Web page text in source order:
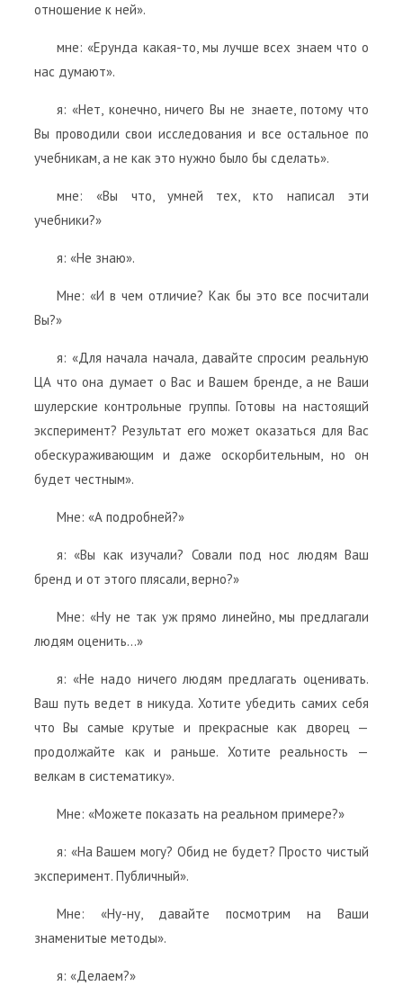
отношение к ней».
мне: «Ерунда какая-то, мы лучше всех знаем что о
нас думают».
я: «Нет, конечно, ничего Вы не знаете, потому что
Вы проводили свои исследования и все остальное по
учебникам, а не как это нужно было бы сделать».
мне: «Вы что, умней тех, кто написал эти
учебники?»
я: «Не знаю».
Мне: «И в чем отличие? Как бы это все посчитали
Вы?»
я: «Для начала начала, давайте спросим реальную
ЦА что она думает о Вас и Вашем бренде, а не Ваши
шулерские контрольные группы. Готовы на настоящий
эксперимент? Результат его может оказаться для Вас
обескураживающим и даже оскорбительным, но он
будет честным».
Мне: «А подробней?»
я: «Вы как изучали? Совали под нос людям Ваш
бренд и от этого плясали, верно?»
Мне: «Ну не так уж прямо линейно, мы предлагали
людям оценить…»
я: «Не надо ничего людям предлагать оценивать.
Ваш путь ведет в никуда. Хотите убедить самих себя
что Вы самые крутые и прекрасные как дворец —
продолжайте как и раньше. Хотите реальность —
велкам в систематику».
Мне: «Можете показать на реальном примере?»
я: «На Вашем могу? Обид не будет? Просто чистый
эксперимент. Публичный».
Мне: «Ну-ну, давайте посмотрим на Ваши
знаменитые методы».
я: «Делаем?»